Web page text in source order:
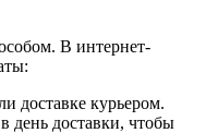
В интернет-
доставке курьером.
день доставки, чтобы